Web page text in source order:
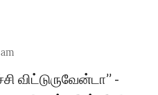
விட்டுருவேன்டா’’ -